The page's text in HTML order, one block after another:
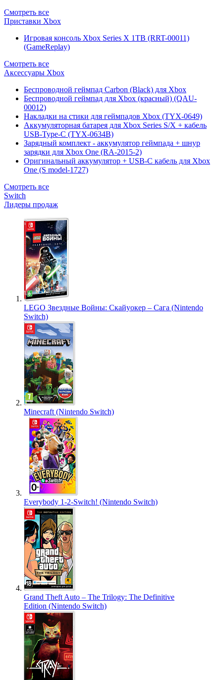
Смотреть все
Приставки Xbox
Игровая консоль Xbox Series X 1TB (RRT-00011)
(GameReplay)
Смотреть все
Аксессуары Xbox
Беспроводной геймпад Carbon (Black) для Xbox
Беспроводной геймпад для Xbox (красный) (QAU-
00012)
Накладки на стики для геймпадов Xbox (TYX-0649)
Аккумуляторная батарея для Xbox Series S/X + кабель
USB-Type-C (TYX-0634B)
Зарядный комплект - аккумулятор геймпада + шнур
зарядки для Xbox One (RA-2015-2)
Оригинальный аккумулятор + USB-C кабель для Xbox
One (S model-1727)
Смотреть все
Switch
Лидеры продаж
LEGO Звездные Войны: Скайуокер – Сага (Nintendo
Switch)
Minecraft (Nintendo Switch)
Everybody 1-2-Switch! (Nintendo Switch)
Grand Theft Auto – The Trilogy: The Definitive
Edition (Nintendo Switch)